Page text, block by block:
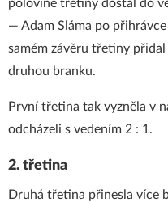
polovině třetiny dostal do
— Adam Sláma po
samém závěru třetiny
druhou branku.
První třetina tak vyzněla v
odcházeli s vedením 2 : 1.
2. třetina
Druhá třetina přinesla více